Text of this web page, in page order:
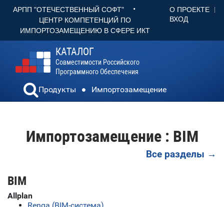
АРПП "ОТЕЧЕСТВЕННЫЙ СОФТ" •
ЦЕНТР КОМПЕТЕНЦИЙ ПО
ИМПОРТОЗАМЕЩЕНИЮ В СФЕРЕ ИКТ
О ПРОЕКТЕ
ВХОД
КАТАЛОГ
Совместимости Российского
Программного Обеспечения
Продукты Импортозамещение
Импортозамещение : BIM
Все разделы →
BIM
Allplan